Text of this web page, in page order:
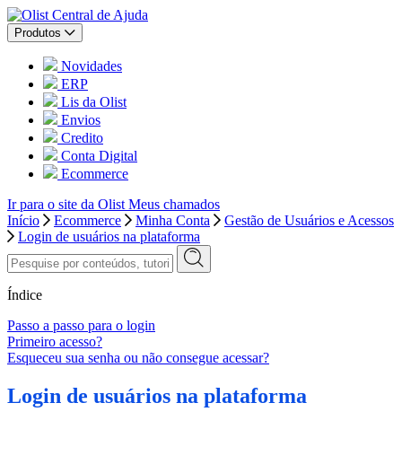
Central de Ajuda
Produtos
Novidades
ERP
Lis da Olist
Envios
Credito
Conta Digital
Ecommerce
Ir para o site da Olist Meus chamados
Início
Ecommerce Minha Conta
Gestão de Usuários e Acessos
Login de usuários na plataforma
Índice
Passo a passo para o login
Primeiro acesso?
Esqueceu sua senha ou não consegue acessar?
Login de usuários na plataforma